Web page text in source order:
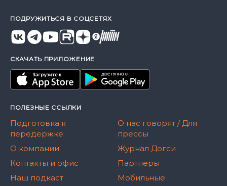
ПОДРУЖИТЬСЯ В СОЦСЕТЯХ
СКАЧАТЬ ПРИЛОЖЕНИЕ
ПОЛЕЗНЫЕ ССЫЛКИ
Подготовка к
передержке
О компании
Контакты и офис
Наш подкаст
О нас говорят / Для
прессы
Журнал Догси
Партнеры
Мобильные